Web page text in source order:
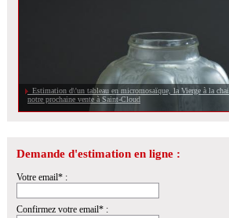
Estimation d\'un tableau en micromosaïque, la Vierge à la
notre prochaine vente à Saint-Cloud
Demande d'estimation en ligne :
Votre email* :
Confirmez votre email* :